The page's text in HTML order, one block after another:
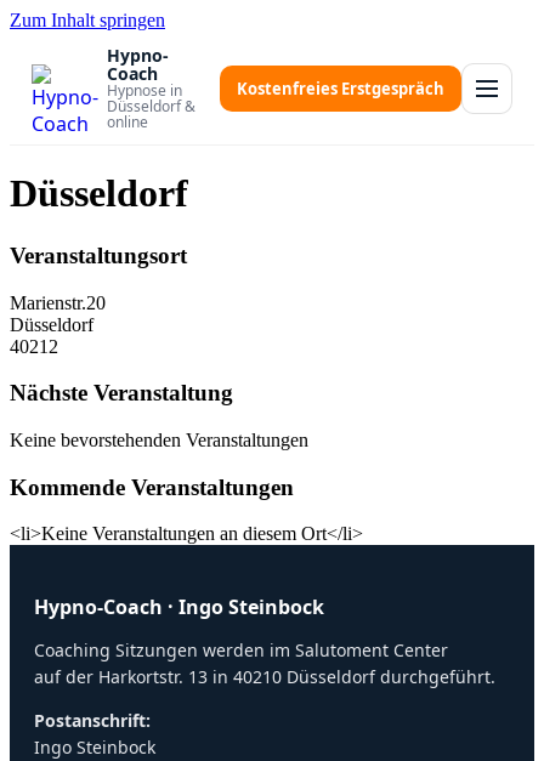
Zum Inhalt springen
Hypno-
Coach
Hypnose in
Düsseldorf &
online
Kostenfreies Erstgespräch
Düsseldorf
Veranstaltungsort
Marienstr.20
Düsseldorf
40212
Nächste Veranstaltung
Keine bevorstehenden Veranstaltungen
Kommende Veranstaltungen
<li>Keine Veranstaltungen an diesem Ort</li>
Hypno-Coach · Ingo Steinbock
Coaching Sitzungen werden im Salutoment Center
auf der Harkortstr. 13 in 40210 Düsseldorf durchgeführt.
Postanschrift:
Ingo Steinbock